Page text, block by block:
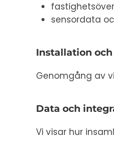
sensordata
Installation
Genomgång av
Data och
Vi visar hur